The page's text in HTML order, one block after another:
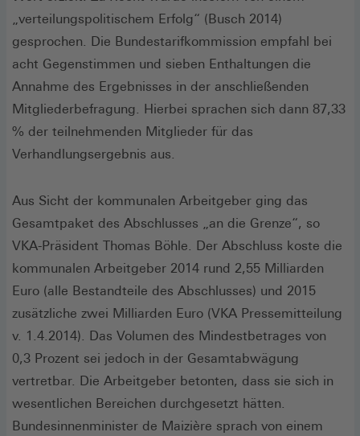
„verteilungspolitischem Erfolg“ (Busch 2014)
gesprochen. Die Bundestarifkommission empfahl bei
acht Gegenstimmen und sieben Enthaltungen die
Annahme des Ergebnisses in der anschließenden
Mitgliederbefragung. Hierbei sprachen sich dann 87,33
% der teilnehmenden Mitglieder für das
Verhandlungsergebnis aus.
Aus Sicht der kommunalen Arbeitgeber ging das
Gesamtpaket des Abschlusses „an die Grenze“, so
VKA-Präsident Thomas Böhle. Der Abschluss koste die
kommunalen Arbeitgeber 2014 rund 2,55 Milliarden
Euro (alle Bestandteile des Abschlusses) und 2015
zusätzliche zwei Milliarden Euro (VKA Pressemitteilung
v. 1.4.2014). Das Volumen des Mindestbetrages von
0,3 Prozent sei jedoch in der Gesamtabwägung
vertretbar. Die Arbeitgeber betonten, dass sie sich in
wesentlichen Bereichen durchgesetzt hätten.
Bundesinnenminister de Maizière sprach von einem